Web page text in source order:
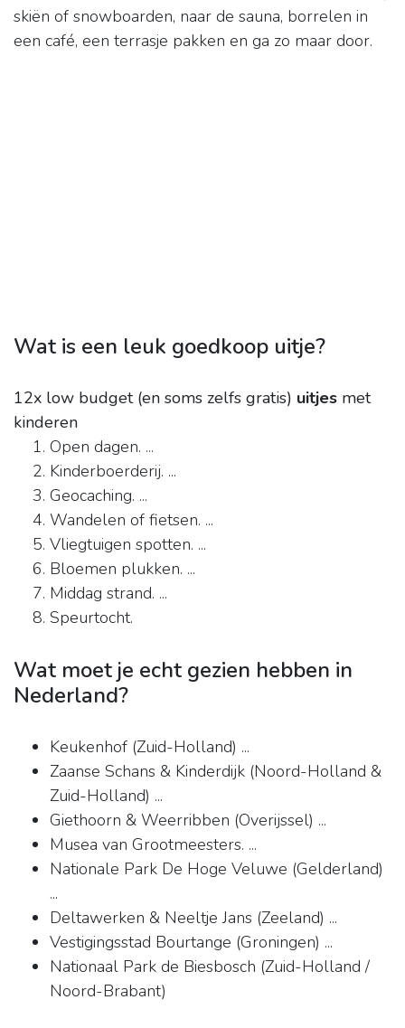
skiën of snowboarden, naar de sauna, borrelen in
een café, een terrasje pakken en ga zo maar door.
Wat is een leuk goedkoop uitje?
12x low budget (en soms zelfs gratis) uitjes met
kinderen
Open dagen. ...
Kinderboerderij. ...
Geocaching. ...
Wandelen of fietsen. ...
Vliegtuigen spotten. ...
Bloemen plukken. ...
Middag strand. ...
Speurtocht.
Wat moet je echt gezien hebben in
Nederland?
Keukenhof (Zuid-Holland) ...
Zaanse Schans & Kinderdijk (Noord-Holland &
Zuid-Holland) ...
Giethoorn & Weerribben (Overijssel) ...
Musea van Grootmeesters. ...
Nationale Park De Hoge Veluwe (Gelderland)
...
Deltawerken & Neeltje Jans (Zeeland) ...
Vestigingsstad Bourtange (Groningen) ...
Nationaal Park de Biesbosch (Zuid-Holland /
Noord-Brabant)